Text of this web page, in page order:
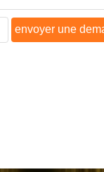
envoyer une